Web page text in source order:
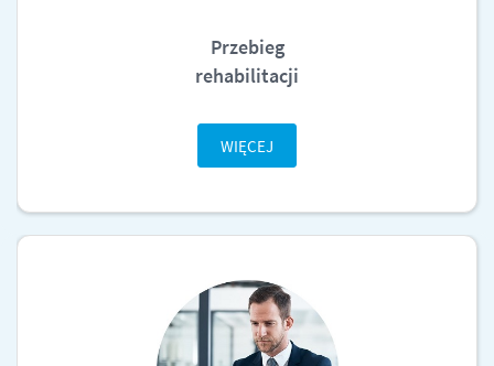
Przebieg
rehabilitacji
WIĘCEJ